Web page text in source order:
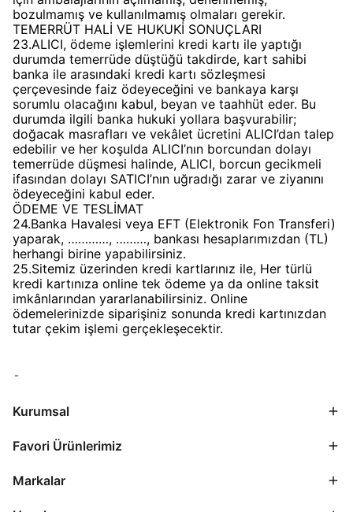
bozulmamış ve kullanılmamış olmaları gerekir.
TEMERRÜT HALİ VE HUKUKİ SONUÇLARI
23.ALICI, ödeme işlemlerini kredi kartı ile yaptığı
durumda temerrüde düştüğü takdirde, kart sahibi
banka ile arasındaki kredi kartı sözleşmesi
çerçevesinde faiz ödeyeceğini ve bankaya karşı
sorumlu olacağını kabul, beyan ve taahhüt eder. Bu
durumda ilgili banka hukuki yollara başvurabilir;
doğacak masrafları ve vekâlet ücretini ALICI’dan talep
edebilir ve her koşulda ALICI’nın borcundan dolayı
temerrüde düşmesi halinde, ALICI, borcun gecikmeli
ifasından dolayı SATICI’nın uğradığı zarar ve ziyanını
ödeyeceğini kabul eder.
ÖDEME VE TESLİMAT
24.Banka Havalesi veya EFT (Elektronik Fon Transferi)
yaparak, …………, ………, bankası hesaplarımızdan (TL)
herhangi birine yapabilirsiniz.
25.Sitemiz üzerinden kredi kartlarınız ile, Her türlü
kredi kartınıza online tek ödeme ya da online taksit
imkânlarından yararlanabilirsiniz. Online
ödemelerinizde siparişiniz sonunda kredi kartınızdan
tutar çekim işlemi gerçekleşecektir.
Kurumsal
Favori Ürünlerimiz
Markalar